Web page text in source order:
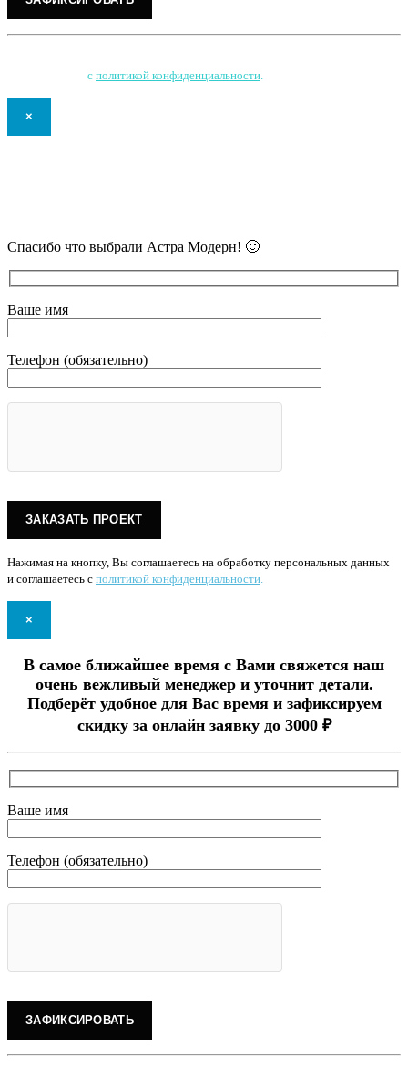
с политикой конфиденциальности
×
Спасибо что выбрали Астра Модерн! 🙂
Ваше имя
Телефон (обязательно)
Нажимая на кнопку, Вы соглашаетесь на обработку персональных данных
и соглашаетесь с политикой конфиденциальности.
×
В самое ближайшее время с Вами свяжется наш
очень вежливый менеджер и уточнит детали.
Подберёт удобное для Вас время и зафиксируем
скидку за онлайн заявку до 3000 ₽
Ваше имя
Телефон (обязательно)